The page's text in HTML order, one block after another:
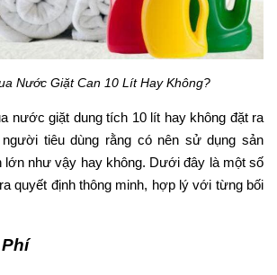
Nước Giặt Can 10 Lít Hay Không?
nước giặt dung tích 10 lít hay không đặt ra
tiêu dùng rằng có nên sử dụng sản
lớn như vậy hay không. Dưới đây là một số
quyết định thông minh, hợp lý với từng bối